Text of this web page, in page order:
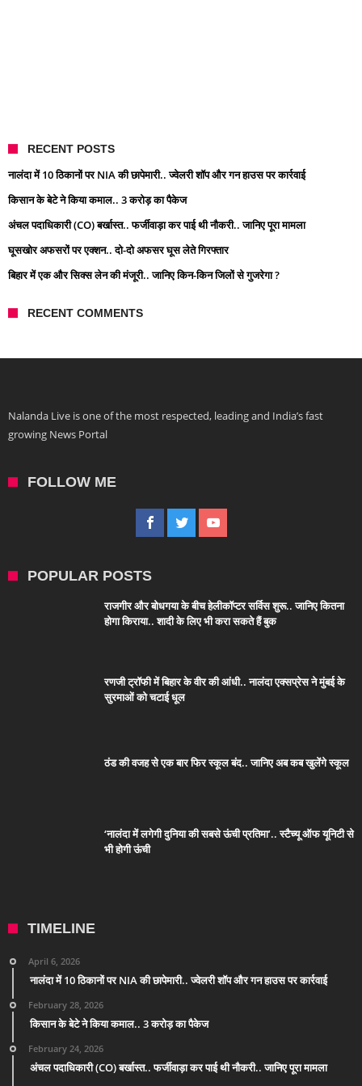
RECENT POSTS
नालंदा में 10 ठिकानों पर NIA की छापेमारी.. ज्वेलरी शॉप और गन हाउस पर कार्रवाई
किसान के बेटे ने किया कमाल.. 3 करोड़ का पैकेज
अंचल पदाधिकारी (CO) बर्खास्त.. फर्जीवाड़ा कर पाई थी नौकरी.. जानिए पूरा मामला
घूसखोर अफसरों पर एक्शन.. दो-दो अफसर घूस लेते गिरफ्तार
बिहार में एक और सिक्स लेन की मंजूरी.. जानिए किन-किन जिलों से गुजरेगा ?
RECENT COMMENTS
Nalanda Live is one of the most respected, leading and India’s fast
growing News Portal
FOLLOW ME
POPULAR POSTS
राजगीर और बोधगया के बीच हेलीकॉप्टर सर्विस शुरू.. जानिए कितना
होगा किराया.. शादी के लिए भी करा सकते हैं बुक
रणजी ट्रॉफी में बिहार के वीर की आंधी.. नालंदा एक्सप्रेस ने मुंबई के
सुरमाओं को चटाई धूल
ठंड की वजह से एक बार फिर स्कूल बंद.. जानिए अब कब खुलेंगे स्कूल
‘नालंदा में लगेगी दुनिया की सबसे ऊंची प्रतिमा’.. स्टैच्यू ऑफ यूनिटी से
भी होगी ऊंची
TIMELINE
April 6, 2026
नालंदा में 10 ठिकानों पर NIA की छापेमारी.. ज्वेलरी शॉप और गन हाउस पर कार्रवाई
February 28, 2026
किसान के बेटे ने किया कमाल.. 3 करोड़ का पैकेज
February 24, 2026
अंचल पदाधिकारी (CO) बर्खास्त.. फर्जीवाड़ा कर पाई थी नौकरी.. जानिए पूरा मामला